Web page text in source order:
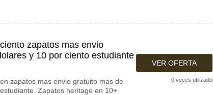
zapatos mas envio
y 10 por ciento estudiante
zapatos mas envio gratuito mas de
Zapatos heritage en 10+
VER OFERTA
0 veces utilizado